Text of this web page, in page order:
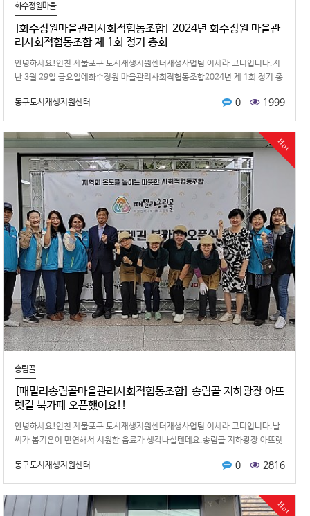
화수정원마을
[화수정원마을관리사회적협동조합] 2024년 화수정원 마을관
리사회적협동조합 제 1회 정기 총회
안녕하세요!인천 제물포구 도시재생지원센터재생사업팀 이세라 코디입니다.지
난 3월 29일 금요일에화수정원 마을관리사회적협동조합2024년 제 1회 정기 총
동구도시재생지원센터
0 1999
Hot
송림골
[패밀리송림골마을관리사회적협동조합] 송림골 지하광장 아뜨
렛길 북카페 오픈했어요!!
안녕하세요!인천 제물포구 도시재생지원센터재생사업팀 이세라 코디입니다.날
씨가 봄기운이 만연해서 시원한 음료가 생각나실텐데요.송림골 지하광장 아뜨렛
동구도시재생지원센터
0 2816
Hot